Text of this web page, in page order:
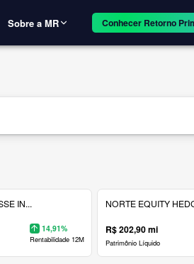
Sobre a MR Conhecer Retorno
IN...
14,91%
Rentabilidade 12M
NORTE EQUITY
R$ 202,90 mi
Patrimônio Líquido